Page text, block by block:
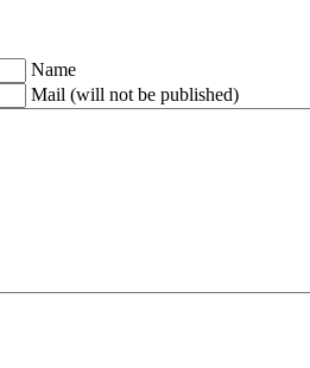
Name
Mail (will not be published)